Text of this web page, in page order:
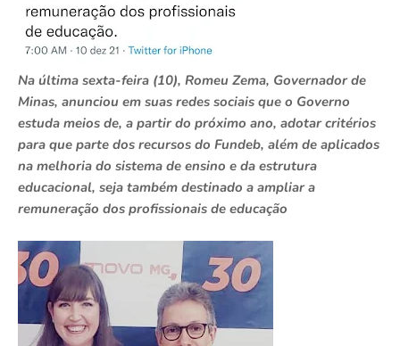
Na última sexta-feira (10), Romeu Zema, Governador de
Minas, anunciou em suas redes sociais que o Governo
estuda meios de, a partir do próximo ano, adotar critérios
para que parte dos recursos do Fundeb, além de aplicados
na melhoria do sistema de ensino e da estrutura
educacional, seja também destinado a ampliar a
remuneração dos profissionais de educação